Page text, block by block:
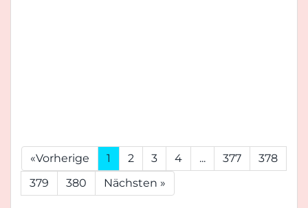
«Vorherige 1 2 3 4 ... 377
378
379
380 Nächsten »